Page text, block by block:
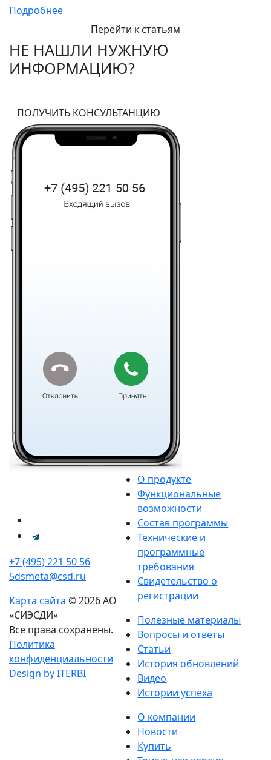
Подробнее
Перейти к статьям
НЕ НАШЛИ НУЖНУЮ
ИНФОРМАЦИЮ?
ПОЛУЧИТЬ КОНСУЛЬТАНЦИЮ
+7 (495) 221 50 56
5dsmeta@csd.ru
Карта сайта © 2026 АО
«СИЭСДИ»
Все права сохранены.
Политика
конфиденциальности
Design by ITERBI
О продукте
Функциональные
возможности
Состав программы
Технические и
программные
требования
Свидетельство о
регистрации
Полезные материалы
Вопросы и ответы
Статьи
История обновлений
Видео
Истории успеха
О компании
Новости
Купить